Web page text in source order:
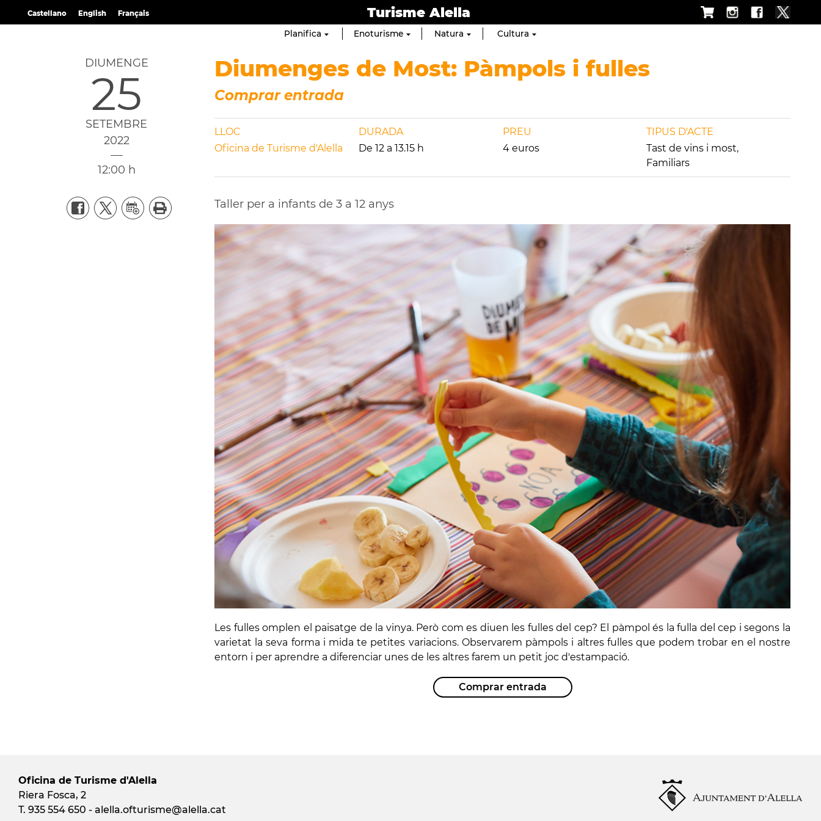
Castellano English Français Turisme Alella
Planifica Enoturisme Natura Cultura
DIUMENGE
25
SETEMBRE
2022
12:00 h
Diumenges de Most: Pàmpols i fulles
Comprar entrada
LLOC
Oficina de Turisme d'Alella
DURADA
De 12 a 13.15 h
PREU
4 euros
TIPUS D'ACTE
Tast de vins i most,
Familiars
Taller per a infants de 3 a 12 anys
Les fulles omplen el paisatge de la vinya. Però com es diuen les fulles del cep? El pàmpol és la fulla del cep i segons la
varietat la seva forma i mida te petites variacions. Observarem pàmpols i altres fulles que podem trobar en el nostre
entorn i per aprendre a diferenciar unes de les altres farem un petit joc d'estampació.
Comprar entrada
Oficina de Turisme d'Alella
Riera Fosca, 2
T. 935 554 650 - alella.ofturisme@alella.cat